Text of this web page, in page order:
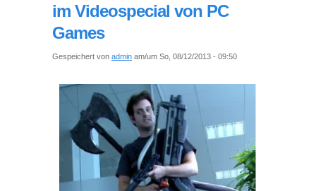
im Videospecial von PC
Games
Gespeichert von admin am/um So, 08/12/2013 - 09:50